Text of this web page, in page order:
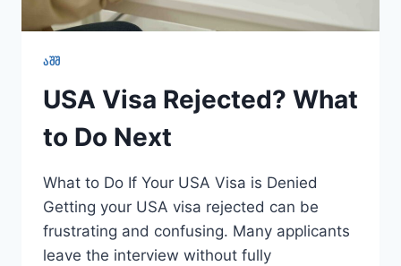
ᲐᲨᲨ
USA Visa Rejected? What
to Do Next
What to Do If Your USA Visa is Denied
Getting your USA visa rejected can be
frustrating and confusing. Many applicants
leave the interview without fully